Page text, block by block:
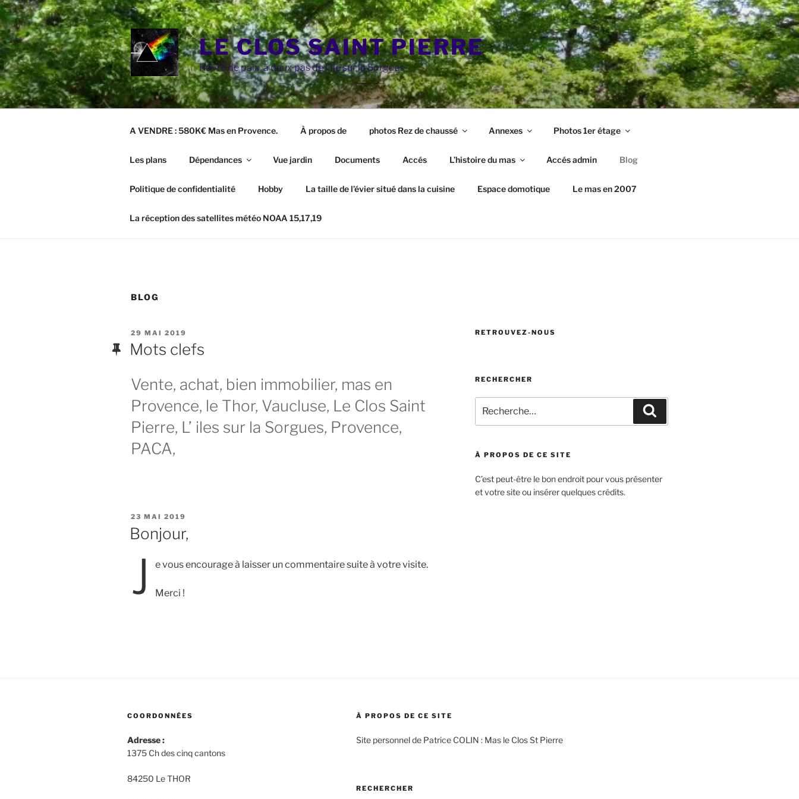
Aller
au
contenu
principal
LE CLOS SAINT PIERRE
Havre de paix, à deux pas de l'Ile sur la Sorgues
A VENDRE : 580K€ Mas en Provence. À propos de photos Rez de chaussé Annexes Photos 1er étage
Les plans Dépendances Vue jardin Documents Accés L’histoire du mas Accés admin Blog
Politique de confidentialité Hobby La taille de l’évier situé dans la cuisine Espace domotique Le mas en 2007
La réception des satellites météo NOAA 15,17,19
BLOG
PUBLIÉ
LE
29 MAI 2019
Mots clefs
Vente, achat, bien immobilier, mas en
Provence, le Thor, Vaucluse, Le Clos Saint
Pierre, L’ iles sur la Sorgues, Provence,
PACA,
PUBLIÉ
23 MAI 2019
Bonjour,
J e vous encourage à laisser un commentaire suite à votre visite.
Merci !
RETROUVEZ-NOUS
RECHERCHER
pour
:
À PROPOS DE CE SITE
C’est peut-être le bon endroit pour vous présenter
et votre site ou insérer quelques crédits.
COORDONNÉES
Adresse :
1375 Ch des cinq cantons
84250 Le THOR
À PROPOS DE CE SITE
Site personnel de Patrice COLIN : Mas le Clos St Pierre
RECHERCHER